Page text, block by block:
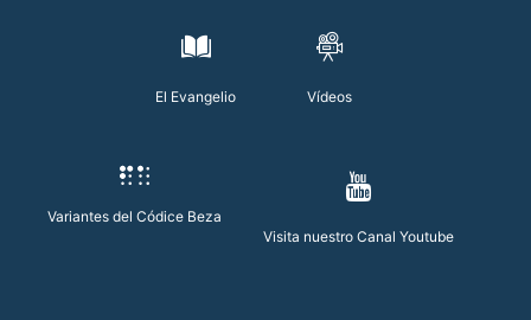
El Evangelio Vídeos
Variantes del Códice Beza
Visita nuestro Canal Youtube